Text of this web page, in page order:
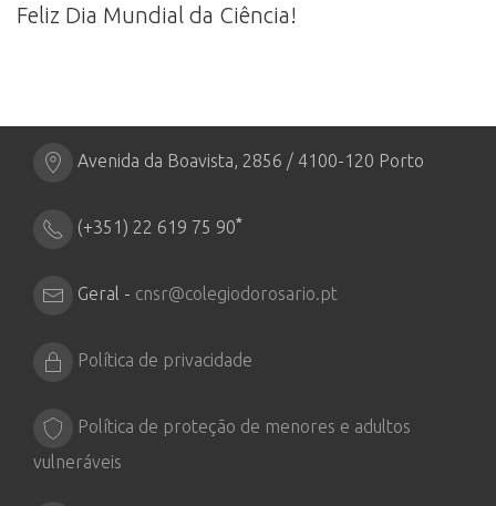
Feliz Dia Mundial da Ciência!
Avenida da Boavista, 2856 / 4100-120 Porto
(+351) 22 619 75 90*
Geral - cnsr@colegiodorosario.pt
Política de privacidade
Política de proteção de menores e adultos
vulneráveis